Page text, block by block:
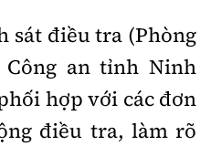
sát điều tra (Phòng
an tỉnh Ninh
hợp với các đơn
điều tra, làm rõ